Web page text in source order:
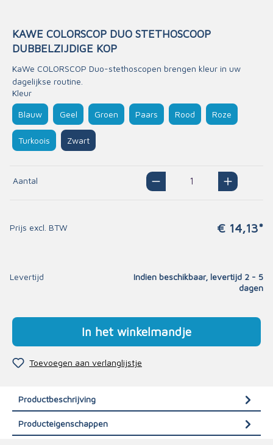
KAWE COLORSCOP DUO STETHOSCOOP
DUBBELZIJDIGE KOP
KaWe COLORSCOP Duo-stethoscopen brengen kleur in uw
dagelijkse routine.
Kleur
Blauw Geel Groen Paars Rood Roze
Turkoois Zwart
Aantal
Prijs excl. BTW € 14,13*
Levertijd
Indien beschikbaar, levertijd 2 - 5
dagen
In het winkelmandje
Toevoegen aan verlanglijstje
Productbeschrijving
Producteigenschappen